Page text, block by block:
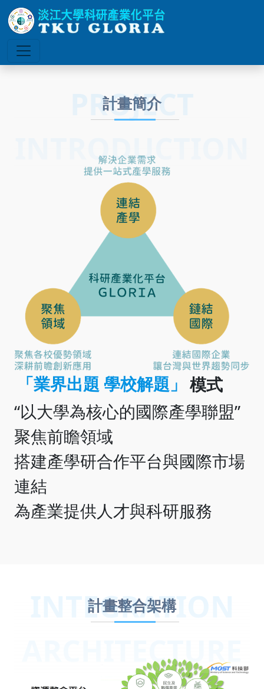
計畫簡介
PROJECT
INTRODUCTION
「業界出題 學校解題」 模式
“以大學為核心的國際產學聯盟”
聚焦前瞻領域
搭建產學研合作平台與國際市場
連結
為產業提供人才與科研服務
計畫整合架構
INTEGRATION
ARCHITECTURE